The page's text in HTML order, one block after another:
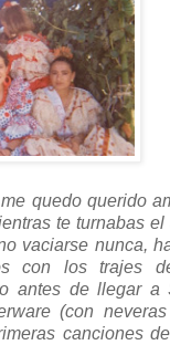
quedo querido
te turnabas
vaciarse nunca,
con los trajes
antes de llegar a
(con
canciones